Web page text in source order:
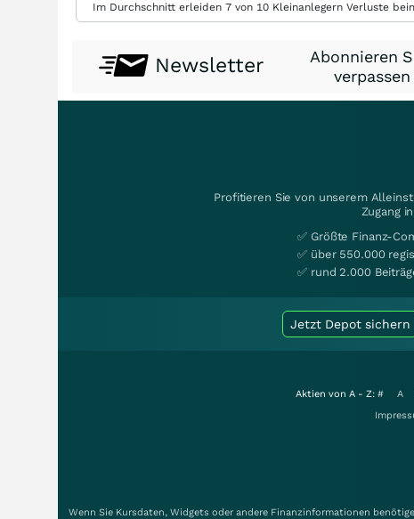
Im Durchschnitt erleiden 7 von 10 Kleinanlegern Verluste
Newsletter
Abonnieren
Profitieren Sie von unserem
Zugang
✅ Größte Finanz-
✅ über 550.000
✅ rund 2.000
Jetzt Depot sichern
Aktien von A - Z: # A
Wenn Sie Kursdaten, Widgets oder andere Finanzinformationen